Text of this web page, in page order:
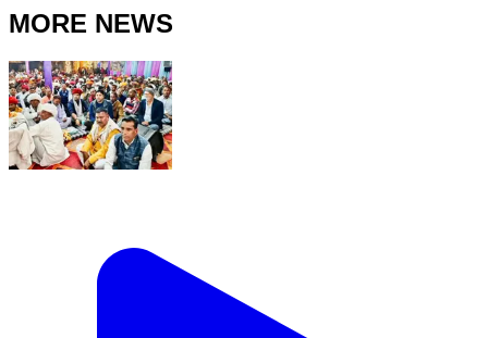
MORE NEWS